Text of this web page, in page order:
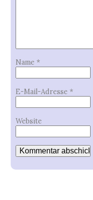
Name*
E-Mail-Adresse*
Website